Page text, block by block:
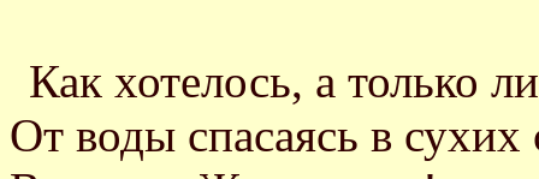
Как хотелось, а только
От воды спасаясь в